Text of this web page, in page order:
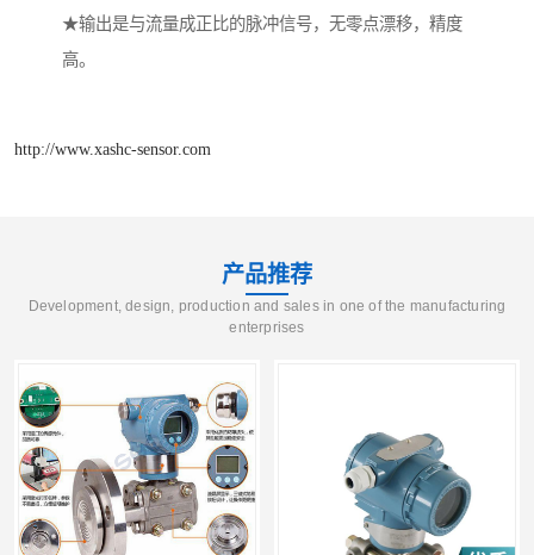
★输出是与流量成正比的脉冲信号，无零点漂移，精度
高。
http://www.xashc-sensor.com
产品推荐
Development, design, production and sales in one of the manufacturing
enterprises